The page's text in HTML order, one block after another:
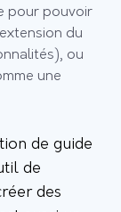
pour pouvoir
du
ou
une
de guide
de
des